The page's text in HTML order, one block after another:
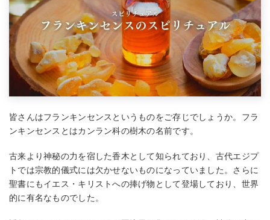
皆さんはフランキンセンスというものをご存じでしょうか。フラ
ンキンセンスとはカンラン科の樹木の名前です。
古来より神秘の力を宿した香木として知られており、古代エジプ
トでは宗教的儀式には欠かせないものになっていました。さらに
聖書にもイエス・キリストへの捧げ物として登場しており、世界
的に有名なものでした。